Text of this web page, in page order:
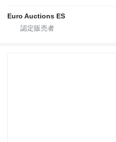
Euro Auctions ES